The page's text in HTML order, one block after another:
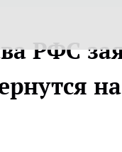
РФС